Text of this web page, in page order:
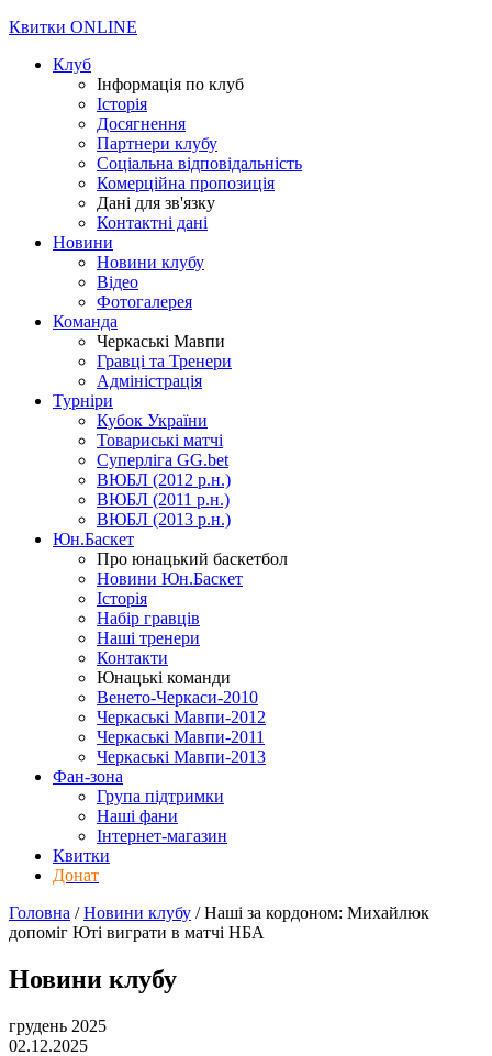
Квитки ONLINE
Клуб
Інформація по клуб
Історія
Досягнення
Партнери клубу
Соціальна відповідальність
Комерційна пропозиція
Дані для зв'язку
Контактні дані
Новини
Новини клубу
Відео
Фотогалерея
Команда
Черкаські Мавпи
Гравці та Тренери
Адміністрація
Турніри
Кубок України
Товариські матчі
Суперліга GG.bet
ВЮБЛ (2012 р.н.)
ВЮБЛ (2011 р.н.)
ВЮБЛ (2013 р.н.)
Юн.Баскет
Про юнацький баскетбол
Новини Юн.Баскет
Історія
Набір гравців
Наші тренери
Контакти
Юнацькі команди
Венето-Черкаси-2010
Черкаські Мавпи-2012
Черкаські Мавпи-2011
Черкаські Мавпи-2013
Фан-зона
Група підтримки
Наші фани
Інтернет-магазин
Квитки
Донат
Головна /Новини клубу /Наші за кордоном: Михайлюк
допоміг Юті виграти в матчі НБА
Новини клубу
грудень 2025
02.12.2025